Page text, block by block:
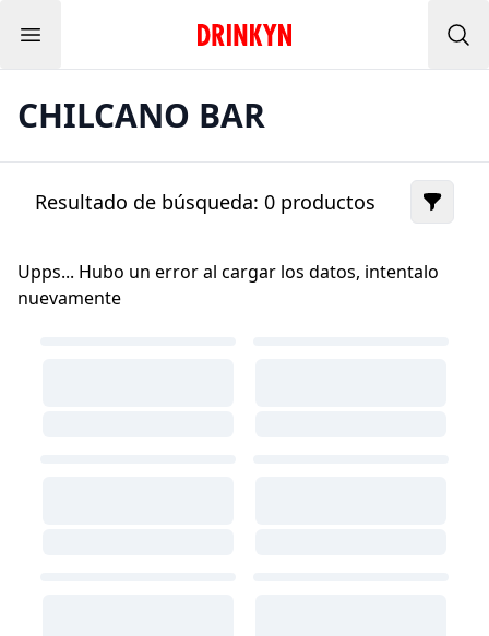
Menu Inicio Drinkyn
CHILCANO BAR
Resultado de búsqueda: 0 productos
Upps... Hubo un error al cargar los datos, intentalo
nuevamente